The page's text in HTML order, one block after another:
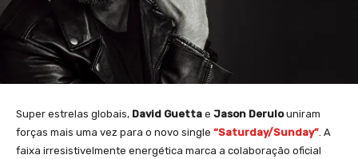
Super estrelas globais, David Guetta e Jason Derulouniram
forças mais uma vez para o novo single “Saturday/Sunday” . A
faixa irresistivelmente energética marca a colaboração oficial